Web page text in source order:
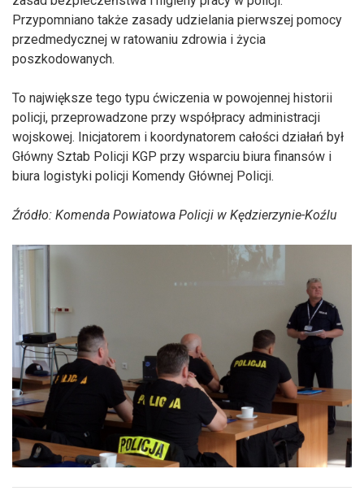
Przypomniano także zasady udzielania pierwszej pomocy
przedmedycznej w ratowaniu zdrowia i życia
poszkodowanych.
To największe tego typu ćwiczenia w powojennej historii
policji, przeprowadzone przy współpracy administracji
wojskowej. Inicjatorem i koordynatorem całości działań był
Główny Sztab Policji KGP przy wsparciu biura finansów i
biura logistyki policji Komendy Głównej Policji.
Źródło: Komenda Powiatowa Policji w Kędzierzynie-Koźlu